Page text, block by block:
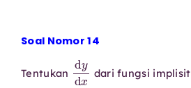
Soal Nomor 14
Tentukan
dyd
dari fungsi implisit